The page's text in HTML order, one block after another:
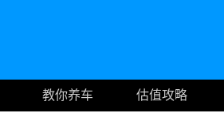
教你养车 估值攻略